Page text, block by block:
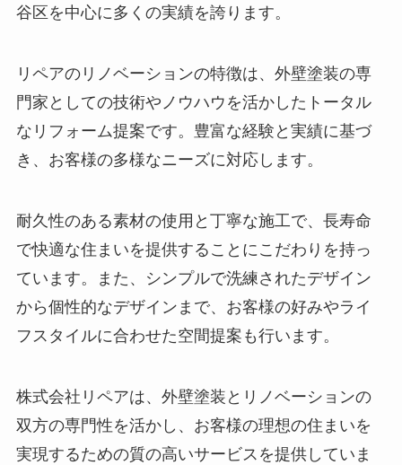
谷区を中心に多くの実績を誇ります。
リペアのリノベーションの特徴は、外壁塗装の専
門家としての技術やノウハウを活かしたトータル
なリフォーム提案です。豊富な経験と実績に基づ
き、お客様の多様なニーズに対応します。
耐久性のある素材の使用と丁寧な施工で、長寿命
で快適な住まいを提供することにこだわりを持っ
ています。また、シンプルで洗練されたデザイン
から個性的なデザインまで、お客様の好みやライ
フスタイルに合わせた空間提案も行います。
株式会社リペアは、外壁塗装とリノベーションの
双方の専門性を活かし、お客様の理想の住まいを
実現するための質の高いサービスを提供していま